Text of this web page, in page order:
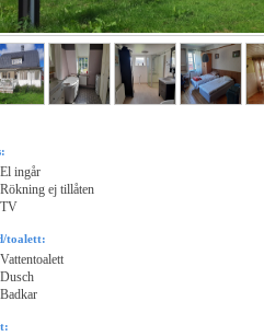
El ingår
Rökning ej tillåten
TV
toalett:
Vattentoalett
Dusch
Badkar